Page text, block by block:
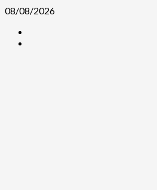
Skip
content
08/08/2026